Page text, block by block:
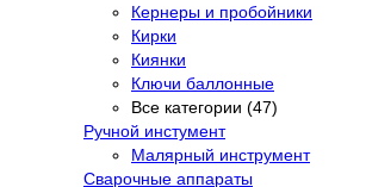
Кернеры и пробойники
Кирки
Киянки
Ключи баллонные
Все категории (47)
Ручной инстумент
Малярный инструмент
Сварочные аппараты